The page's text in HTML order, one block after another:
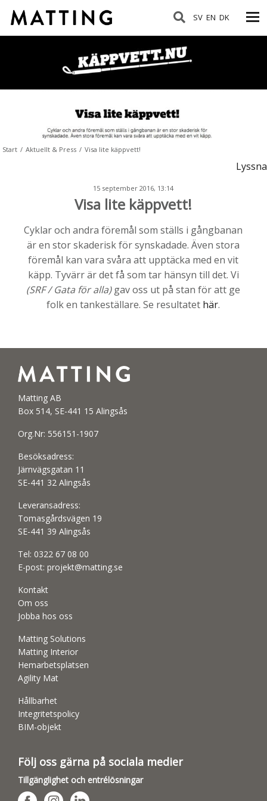
SV EN DK
Start / Aktuellt & Press / Visa lite käppvett!
Lyssna
15 september 2016, 13:14
Visa lite käppvett!
Cyklar och andra föremål som ställs i gångbanan
är en stor skaderisk för synskadade. Även stora
föremål kan vara svåra att upptäcka med en vit
käpp. Tyvärr är det få som tar hänsyn till det. Vi
(SRF / Gata för alla)gav oss ut på stan för att ge
folk en tankeställare. Se resultatet här.
Matting AB
Box 514, SE-441 15 Alingsås
Org.Nr: 556151-1907
Besöksadress:
Järnvägsgatan 11
SE-441 32 Alingsås
Leveransadress:
Tomasgårdsvägen 19
SE-441 39 Alingsås
Tel: 0322 67 08 00
E-post: projekt@matting.se
Kontakt
Om oss
Jobba hos oss
Matting Solutions
Matting Interior
Hemarbetsplatsen
Agility Mat
Hållbarhet
Integritetspolicy
BIM-objekt
Följ oss gärna på sociala medier
Tillgänglighet och entrélösningar